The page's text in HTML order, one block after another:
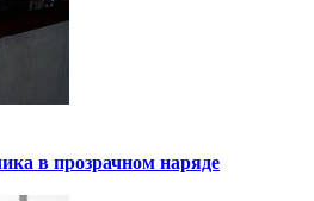
в прозрачном наряде